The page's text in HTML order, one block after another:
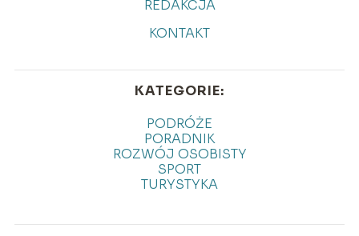
REDAKCJA
KONTAKT
KATEGORIE:
PODRÓŻE
PORADNIK
ROZWÓJ OSOBISTY
SPORT
TURYSTYKA